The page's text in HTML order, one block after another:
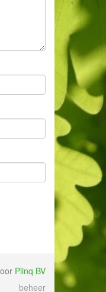
Plinq BV
beheer